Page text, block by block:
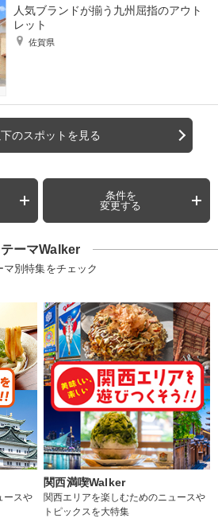
人気ブランドが揃う九州屈指のアウト
レット
佐賀県
のスポットを見る
条件を
変更する
テーマWalker
マ別特集をチェック
ースや
関西満喫Walker
関西エリアを楽しむためのニュースや
トピックスを大特集